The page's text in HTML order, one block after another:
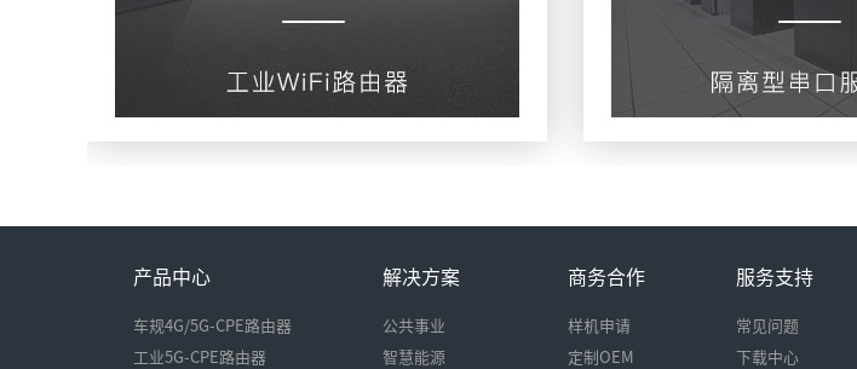
产品中心
车规4G/5G-CPE路由器
工业5G-CPE路由器
解决方案
公共事业
智慧能源
商务合作
样机申请
定制OEM
服务支持
常见问题
下载中心